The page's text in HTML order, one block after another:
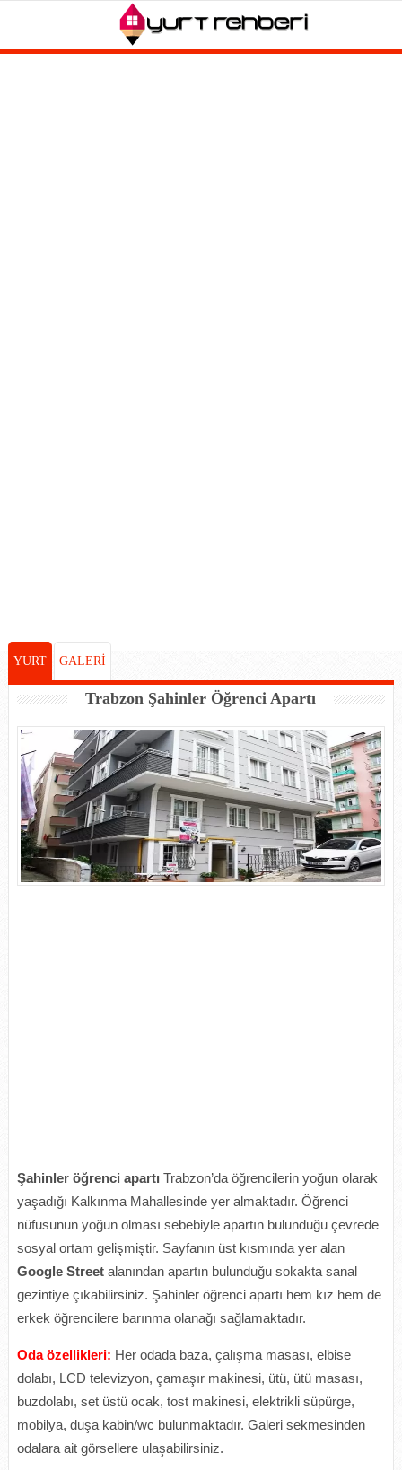
YURT GALERİ
Trabzon Şahinler Öğrenci Apartı
Şahinler öğrenci apartı Trabzon’da öğrencilerin yoğun olarak
yaşadığı Kalkınma Mahallesinde yer almaktadır. Öğrenci
nüfusunun yoğun olması sebebiyle apartın bulunduğu çevrede
sosyal ortam gelişmiştir. Sayfanın üst kısmında yer alan
Google Streetalanından apartın bulunduğu sokakta sanal
gezintiye çıkabilirsiniz. Şahinler öğrenci apartı hem kız hem de
erkek öğrencilere barınma olanağı sağlamaktadır.
Oda özellikleri: Her odada baza, çalışma masası, elbise
dolabı, LCD televizyon, çamaşır makinesi, ütü, ütü masası,
buzdolabı, set üstü ocak, tost makinesi, elektrikli süpürge,
mobilya, duşa kabin/wc bulunmaktadır. Galeri sekmesinden
odalara ait görsellere ulaşabilirsiniz.